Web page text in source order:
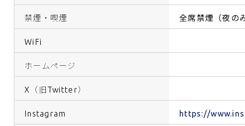
禁煙・喫煙 全席禁煙（夜の
WiFi
ホームページ
X（旧Twitter）
Instagram https://